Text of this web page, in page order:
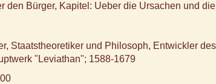
den Bürger, Kapitel: Ueber die Ursachen und
Staatstheoretiker und Philosoph, Entwickler
"Leviathan"; 1588-1679